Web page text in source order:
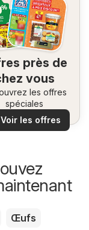
près de
vous
les offres
spéciales
Voir les offres
Œufs